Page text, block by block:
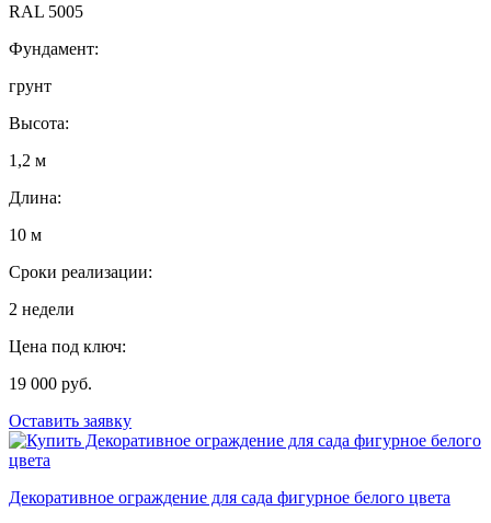
RAL 5005
Фундамент:
грунт
Высота:
1,2 м
Длина:
10 м
Сроки реализации:
2 недели
Цена под ключ:
19 000 руб.
Оставить заявку
Декоративное ограждение для сада фигурное белого цвета